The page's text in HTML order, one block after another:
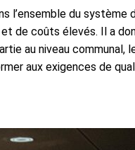
du système
de coûts élevés. Il a
au niveau communal,
aux exigences de